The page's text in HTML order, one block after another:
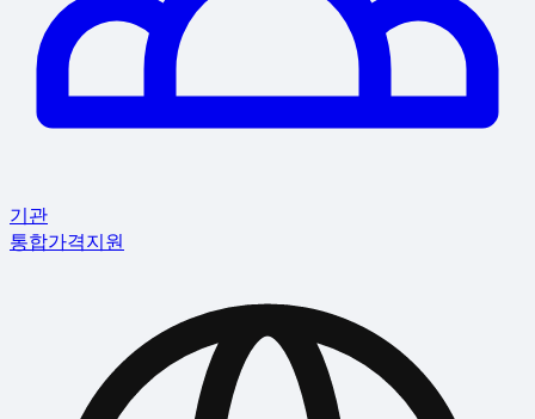
기관
통합가격지원